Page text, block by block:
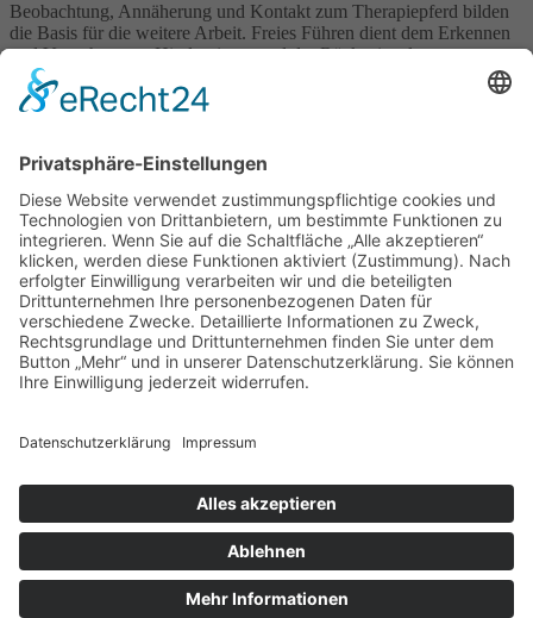
Beobachtung, Annäherung und Kontakt zum Therapiepferd bilden
die Basis für die weitere Arbeit. Freies Führen dient dem Erkennen
und Verstehen von Hindernissen und der Rückspiegelung von
Grenzen. Auf dem Pferderücken werden Sie in einen besonderen
Bewegungsdialog eintauchen.
Fühlen Sie und lassen Sie sich fühlen.
Nehmen Sie wahr und lassen Sie sich wahrnehmen.
Verstehen Sie und lassen Sie sich verstehen.
Copyright COR³Mentalpferde © 2011-2024
Datenschutz– Impressum–Cookie­einstellungen–Bildrechte
COR3 Mentalpferde
Settings
Weiterbildung
Mehr
Praktikum